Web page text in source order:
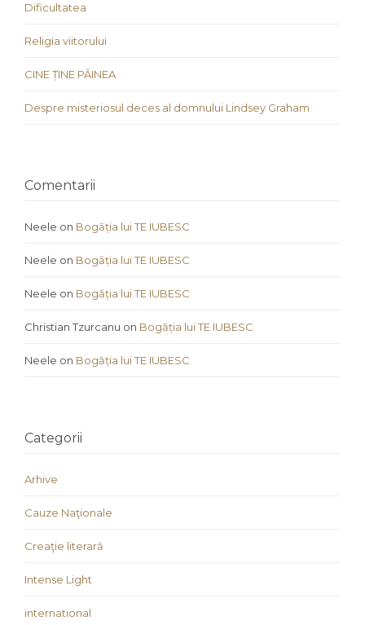
Dificultatea
Religia viitorului
CINE ȚINE PÂINEA
Despre misteriosul deces al domnului Lindsey Graham
Comentarii
Neele on Bogăția lui TE IUBESC
Neele on Bogăția lui TE IUBESC
Neele on Bogăția lui TE IUBESC
Christian Tzurcanu on Bogăția lui TE IUBESC
Neele on Bogăția lui TE IUBESC
Categorii
Arhive
Cauze Naţionale
Creaţie literară
Intense Light
international